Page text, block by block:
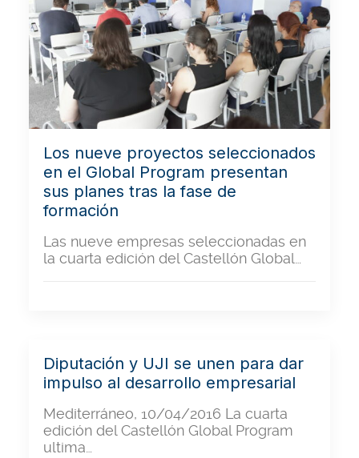
Los nueve proyectos seleccionados
en el Global Program presentan
sus planes tras la fase de
formación
Las nueve empresas seleccionadas en
la cuarta edición del Castellón Global…
Diputación y UJI se unen para dar
impulso al desarrollo empresarial
Mediterráneo, 10/04/2016 La cuarta
edición del Castellón Global Program
ultima…